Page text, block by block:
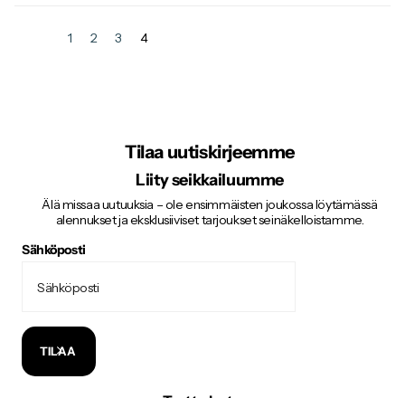
1 2 3 4
Tilaa uutiskirjeemme
Liity seikkailuumme
Älä missaa uutuuksia – ole ensimmäisten joukossa löytämässä
alennukset ja eksklusiiviset tarjoukset seinäkelloistamme.
Sähköposti
TILAA